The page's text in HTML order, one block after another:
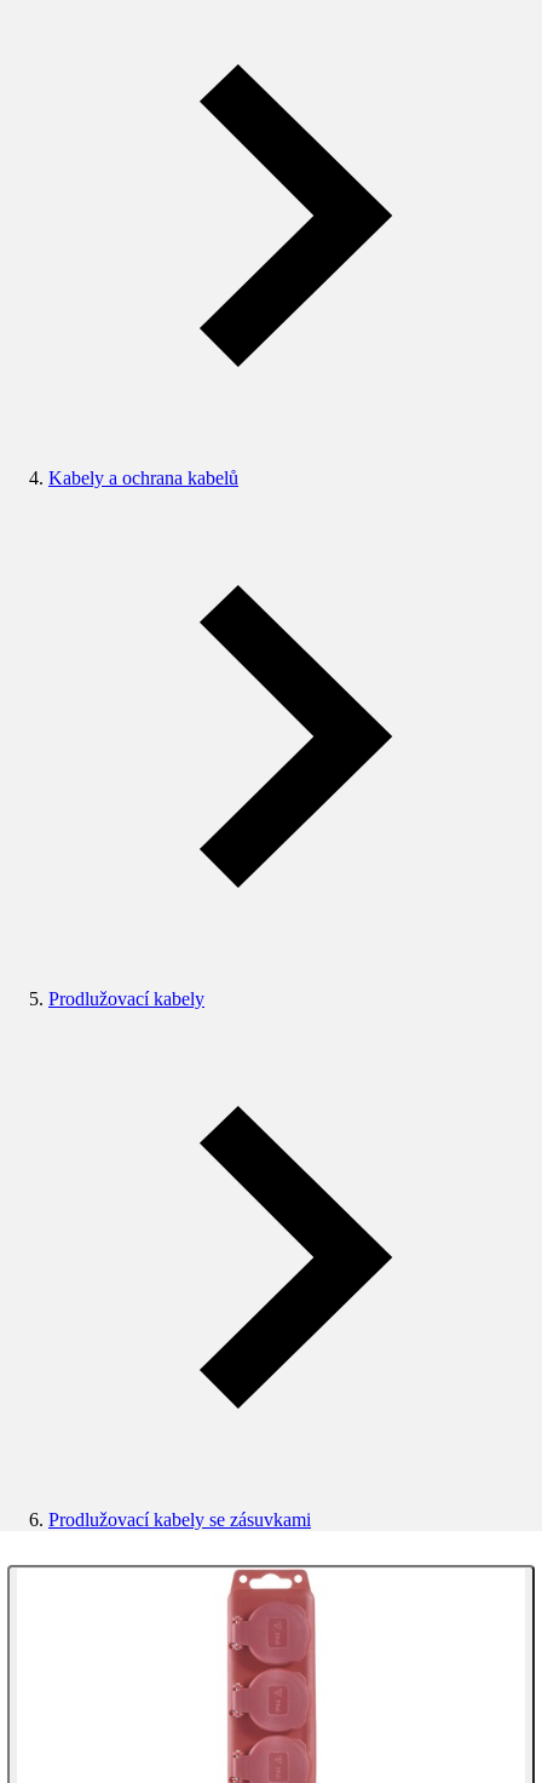
Kabely a ochrana kabelů
Prodlužovací kabely
Prodlužovací kabely se zásuvkami